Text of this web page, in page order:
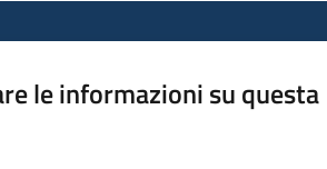
le informazioni su questa